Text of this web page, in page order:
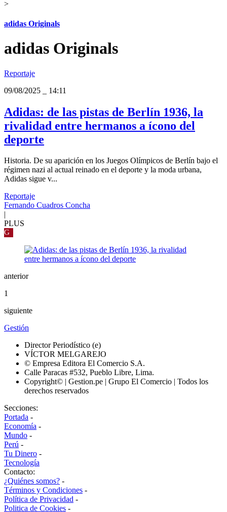
>
adidas Originals
adidas Originals
Reportaje
09/08/2025
14:11
Adidas: de las pistas de Berlín 1936, la
rivalidad entre hermanos a ícono del
deporte
Historia. De su aparición en los Juegos Olímpicos de Berlín bajo el
régimen nazi al actual reinado en el deporte y la moda urbana,
Adidas sigue v...
Reportaje
Fernando Cuadros Concha
PLUS
G
anterior
1
siguiente
Gestión
Director Periodístico (e)
VÍCTOR MELGAREJO
© Empresa Editora El Comercio S.A.
Calle Paracas #532, Pueblo Libre, Lima.
Copyright© | Gestion.pe | Grupo El Comercio | Todos los
derechos reservados
Secciones:
Portada -
Economía -
Mundo -
Perú -
Tu Dinero -
Tecnología
Contacto:
¿Quiénes somos? -
Términos y Condiciones -
Política de Privacidad -
Politica de Cookies -